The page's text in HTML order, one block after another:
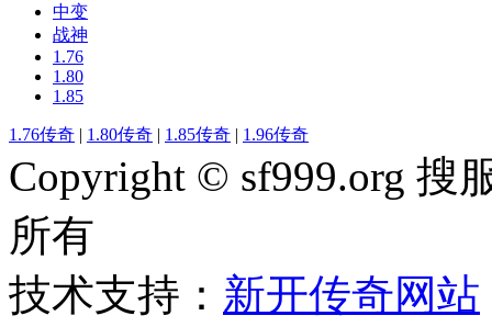
中变
战神
1.76
1.80
1.85
1.76传奇 | 1.80传奇 | 1.85传奇 | 1.96传奇
Copyright © sf999.org 搜
所有
技术支持： 新开传奇网站